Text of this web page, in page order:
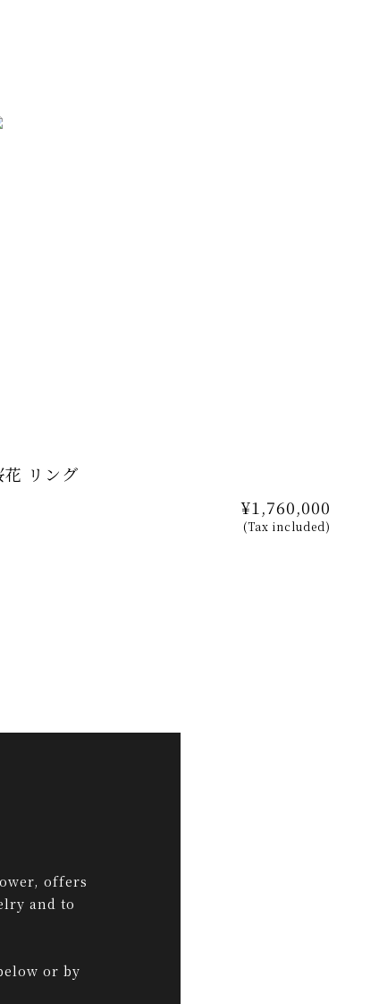
ング・イヤリングもご用意しておりま
花 リング
¥1,760,000
(Tax included)
offers
and to
or by